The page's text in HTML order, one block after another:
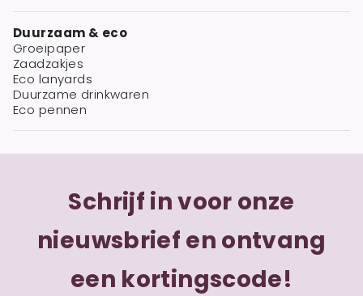
Duurzaam & eco
Groeipaper
Zaadzakjes
Eco lanyards
Duurzame drinkwaren
Eco pennen
Schrijf in voor onze
nieuwsbrief en ontvang
een kortingscode!